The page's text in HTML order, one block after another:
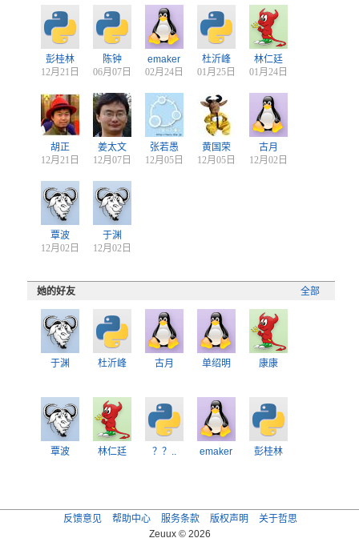
彭桂林
12月21日
陈钟
06月07日
emaker
02月24日
杜沂峰
01月25日
林仁廷
01月24日
胡正
12月21日
姜太文
12月07日
张若愚
12月05日
黄国荣
12月05日
古月
12月02日
覃波
12月02日
于渊
12月02日
全部
她的好友
于渊 杜沂峰 古月 单绍明 康康
覃波 林仁廷 ？？.. emaker 彭桂林
反馈意见 帮助中心 服务条款 版权声明
关于哲思
Zeuux © 2026